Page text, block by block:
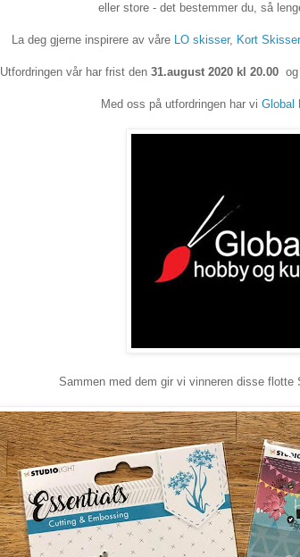
eller store - det bestemmer du, så
La deg gjerne inspirere av våre LO skisser, Kort Skisser
Utfordringen vår har frist den 31.august 2020 kl 20.00 og
Med oss på utfordringen har vi Global
Sammen med dem gir vi vinneren disse flotte